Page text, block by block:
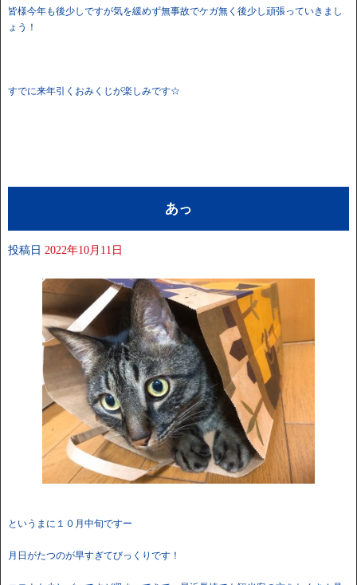
皆様今年も後少しですが気を緩めず無事故でケガ無く後少し頑張っていきまし
ょう！
すでに来年引くおみくじが楽しみです☆
あっ
投稿日 2022年10月11日
というまに１０月中旬ですー
月日がたつのが早すぎてびっくりです！